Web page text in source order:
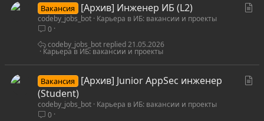
Вакансия [Архив] Инженер ИБ (L2)
codeby_jobs_bot Карьера в ИБ: вакансии и проекты
0
Карьера в ИБ: вакансии и проекты
21.05.2026
codeby_jobs_bot
Вакансия
[Архив] Junior AppSec инженер
(Student)
codeby_jobs_bot Карьера в ИБ: вакансии и проекты
0